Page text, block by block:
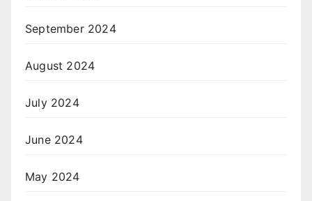
September 2024
August 2024
July 2024
June 2024
May 2024